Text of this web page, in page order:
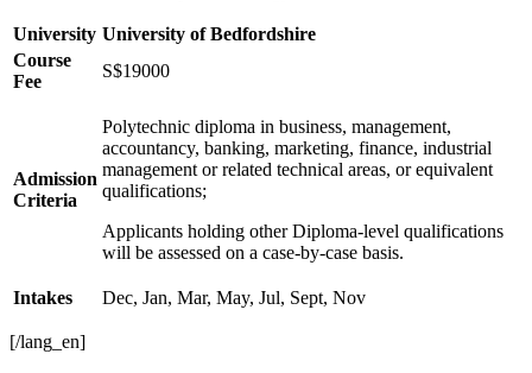
University University of Bedfordshire
Course
Fee
S$19000
Admission
Criteria
Polytechnic diploma in business, management,
accountancy, banking, marketing, finance, industrial
management or related technical areas, or equivalent
qualifications;
Applicants holding other Diploma-level qualifications
will be assessed on a case-by-case basis.
Intakes Dec, Jan, Mar, May, Jul, Sept, Nov
[/lang_en]